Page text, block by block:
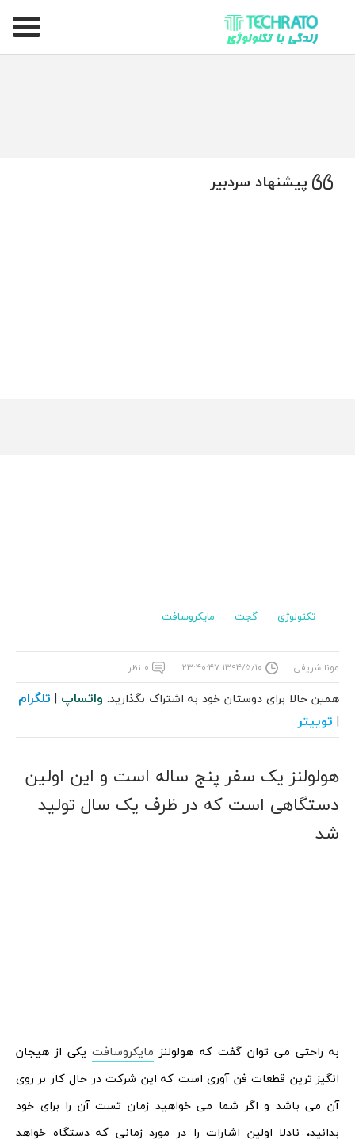
تکراتو – زندگی با تکنولوژی
پیشنهاد سردبیر
تکنولوژی گجت مایکروسافت
مونا شریفی ۱۳۹۴/۵/۱۰ ۲۳:۴۰:۴۷ ۰ نظر
همین حالا برای دوستان خود به اشتراک بگذارید: واتساپ | تلگرام
| توییتر
هولولنز یک سفر پنج ساله است و این اولین
دستگاهی است که در ظرف یک سال تولید
شد
به راحتی می توان گفت که هولولنز مایکروسافتیکی از هیجان
انگیز ترین قطعات فن آوری است که این شرکت در حال کار بر روی
آن می باشد و اگر شما می خواهید زمان تست آن را برای خود
بدانید، نادلا اولین اشارات را در مورد زمانی که دستگاه خواهد